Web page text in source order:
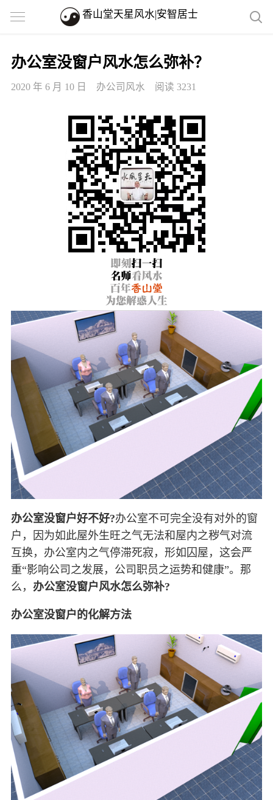
香山堂天星风水|安智居士
办公室没窗户风水怎么弥补？
2020 年 6 月 10 日 办公司风水 阅读 3231
办公室没窗户好不好?办公室不可完全没有对外的窗
户，因为如此屋外生旺之气无法和屋内之秽气对流
互换，办公室内之气停滞死寂，形如囚屋，这会严
重“影响公司之发展，公司职员之运势和健康”。那
么， 办公室没窗户风水怎么弥补?
办公室没窗户的化解方法